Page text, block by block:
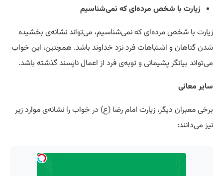
زیارت با شخص مرده‌ای که نمی‌شناسیم
زیارت با شخص مرده‌ای که نمی‌شناسیم، می‌تواند نشانه‌ی بخشیده
شدن گناهان و اشتباهات فرد نزد خداوند باشد. همچنین، این خواب
می‌تواند بیانگر پشیمانی و توبه‌ی فرد از اعمال ناپسند گذشته باشد.
سایر معانی
برخی معبران دیگر، زیارت امام رضا (ع) در خواب را نشانه‌ی موارد زیر
نیز می‌دانند: